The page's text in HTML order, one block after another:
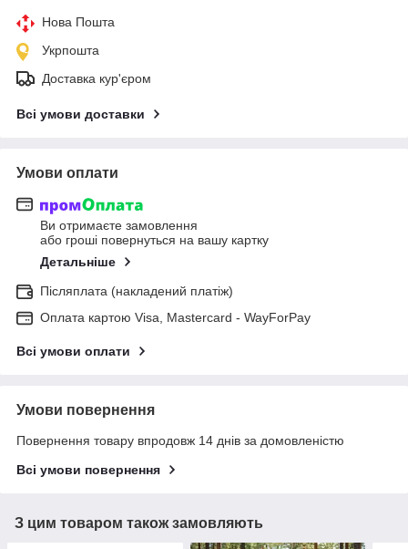
Нова Пошта
Укрпошта
Доставка кур'єром
Всі умови доставки
Умови оплати
Ви отримаєте замовлення
або гроші повернуться на вашу картку
Детальніше
Післяплата (накладений платіж)
Оплата картою Visa, Mastercard - WayForPay
Всі умови оплати
Умови повернення
Повернення товару впродовж 14 днів за домовленістю
Всі умови повернення
З цим товаром також замовляють